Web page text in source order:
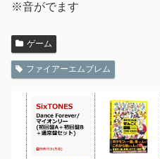
※音がでます
ゲーム
ファイアーエムブレム